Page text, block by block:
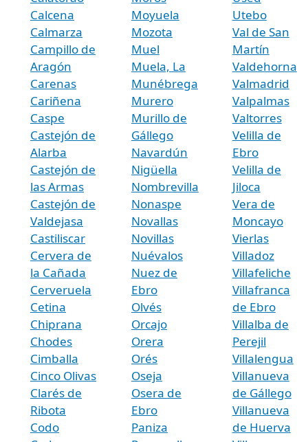
Calcena
Calmarza
Campillo de
Aragón
Carenas
Cariñena
Caspe
Castejón de
Alarba
Castejón de
las Armas
Castejón de
Valdejasa
Castiliscar
Cervera de
la Cañada
Cerveruela
Cetina
Chiprana
Chodes
Cimballa
Cinco Olivas
Clarés de
Ribota
Codo
Moyuela
Mozota
Muel
Muela, La
Munébrega
Murero
Murillo de
Gállego
Navardún
Nigüella
Nombrevilla
Nonaspe
Novallas
Novillas
Nuévalos
Nuez de
Ebro
Olvés
Orcajo
Orera
Orés
Oseja
Osera de
Ebro
Paniza
Utebo
Val de San
Martín
Valdehorna
Valmadrid
Valpalmas
Valtorres
Velilla de
Ebro
Velilla de
Jiloca
Vera de
Moncayo
Vierlas
Villadoz
Villafeliche
Villafranca
de Ebro
Villalba de
Perejil
Villalengua
Villanueva
de Gállego
Villanueva
de Huerva